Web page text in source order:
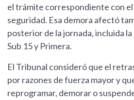
el trámite correspondiente con
seguridad. Esa demora afectó
posterior de la jornada, incluida
Sub 15 y Primera.
El Tribunal consideró que el
por razones de fuerza mayor y
reprogramar, demorar o